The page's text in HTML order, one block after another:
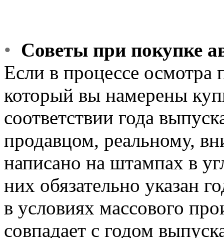
• Советы при покупке
Если в процессе осмотра
который вы намерены
соответствии года
продавцом, реальному,
написано на штампах в
них обязательно указан
в условиях массового
совпадает с годом